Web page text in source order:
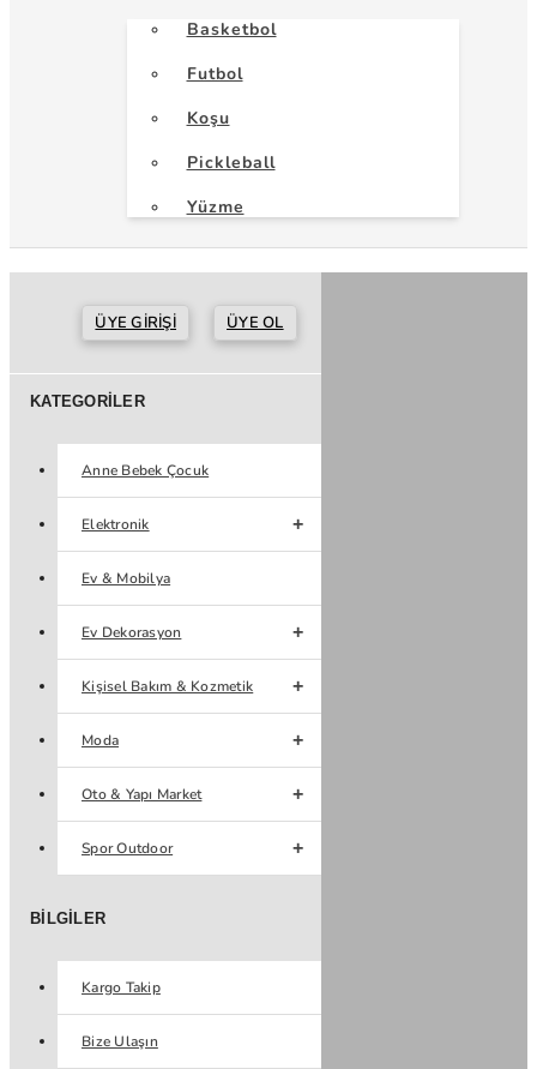
Basketbol
Futbol
Koşu
Pickleball
Yüzme
ÜYE GIRIŞI ÜYE OL
KATEGORILER
Anne Bebek Çocuk
Elektronik
Ev & Mobilya
Ev Dekorasyon
Kişisel Bakım & Kozmetik
Moda
Oto & Yapı Market
Spor Outdoor
BILGILER
Kargo Takip
Bize Ulaşın